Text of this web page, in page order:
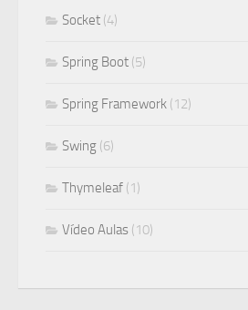
Socket (4)
Spring Boot (5)
Spring Framework (12)
Swing (6)
Thymeleaf (1)
Vídeo Aulas (10)